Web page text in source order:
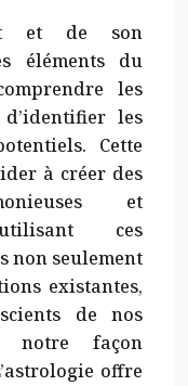
et de son
éléments du
les
les
Cette
à créer des
et
ces
non seulement
existantes,
de nos
notre façon
offre